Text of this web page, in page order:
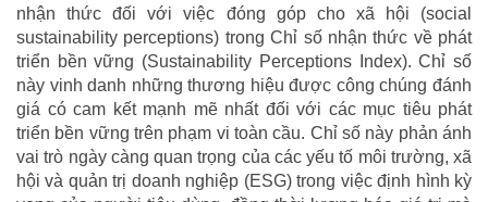
nhận thức đối với việc đóng góp cho xã hội (social
sustainability perceptions) trong Chỉ số nhận thức về phát
triển bền vững (Sustainability Perceptions Index). Chỉ số
này vinh danh những thương hiệu được công chúng đánh
giá có cam kết mạnh mẽ nhất đối với các mục tiêu phát
triển bền vững trên phạm vi toàn cầu. Chỉ số này phản ánh
vai trò ngày càng quan trọng của các yếu tố môi trường, xã
hội và quản trị doanh nghiệp (ESG) trong việc định hình kỳ